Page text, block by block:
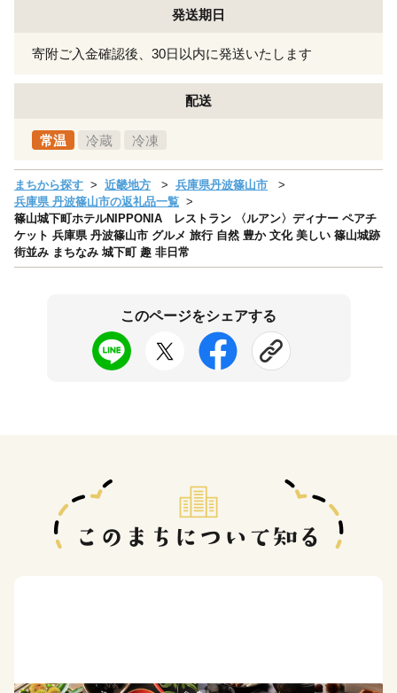
発送期日
寄附ご入金確認後、30日以内に発送いたします
配送
常温 冷蔵 冷凍
まちから探す 近畿地方
兵庫県丹波篠山市
兵庫県 丹波篠山市の返礼品一覧
篠山城下町ホテルNIPPONIA レストラン 〈ルアン〉ディナー ペアチ
ケット 兵庫県 丹波篠山市 グルメ 旅行 自然 豊か 文化 美しい 篠山城跡
街並み まちなみ 城下町 趣 非日常
このページをシェアする